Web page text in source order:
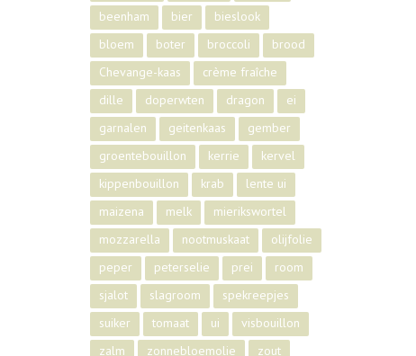
beenham
bier
bieslook
bloem
boter broccoli
brood
Chevange-kaas
crème fraîche
dille
doperwten dragon
ei
garnalen
geitenkaas
gember
groentebouillon
kerrie
kervel
kippenbouillon
krab
lente ui
maizena
melk
mierikswortel
mozzarella
nootmuskaat
olijfolie
peper
peterselie prei
room
sjalot
slagroom
spekreepjes
suiker
tomaat ui
visbouillon
zalm
zonnebloemolie zout